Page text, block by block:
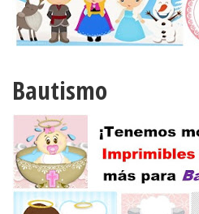
Bautismo